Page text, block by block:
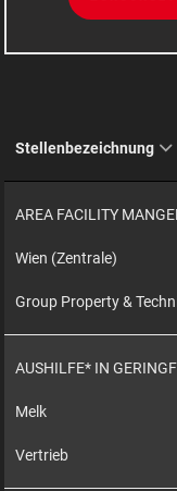
Stellenbezeichnung
AREA FACILITY
Wien (Zentrale)
Group Property &
AUSHILFE* IN
Melk
Vertrieb